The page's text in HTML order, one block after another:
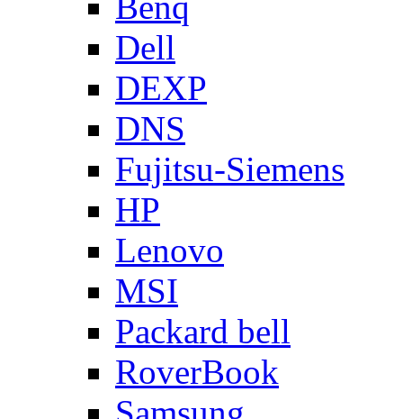
Dell
DEXP
DNS
Fujitsu-Siemens
HP
Lenovo
MSI
Packard bell
RoverBook